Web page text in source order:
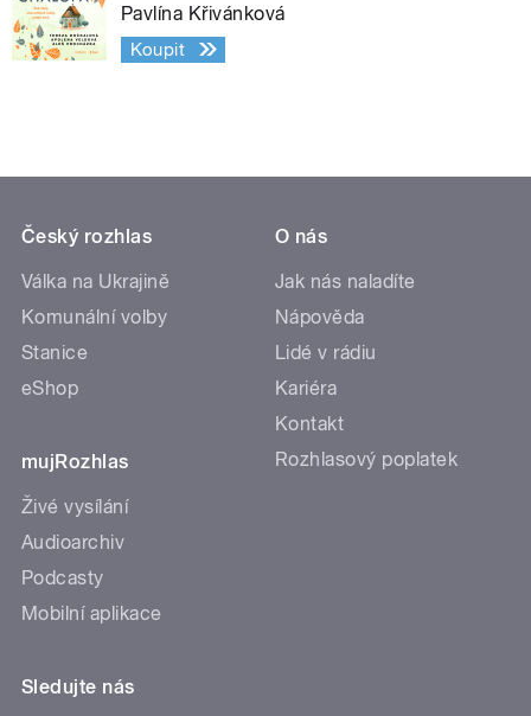
Pavlína Křivánková
Koupit
Český rozhlas
Válka na Ukrajině
Komunální volby
Stanice
eShop
mujRozhlas
Živé vysílání
Audioarchiv
Podcasty
Mobilní aplikace
O nás
Jak nás naladíte
Nápověda
Lidé v rádiu
Kariéra
Kontakt
Rozhlasový poplatek
Sledujte nás